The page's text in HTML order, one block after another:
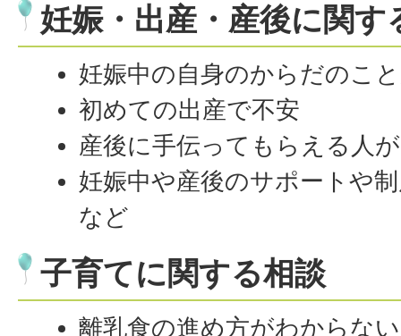
妊娠・出産・産後に関す
妊娠中の自身のからだのこ
初めての出産で不安
産後に手伝ってもらえる人
妊娠中や産後のサポートや
など
子育てに関する相談
離乳食の進め方がわからない